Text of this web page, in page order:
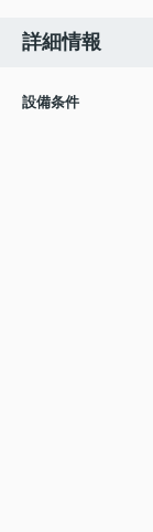
詳細情報
設備条件